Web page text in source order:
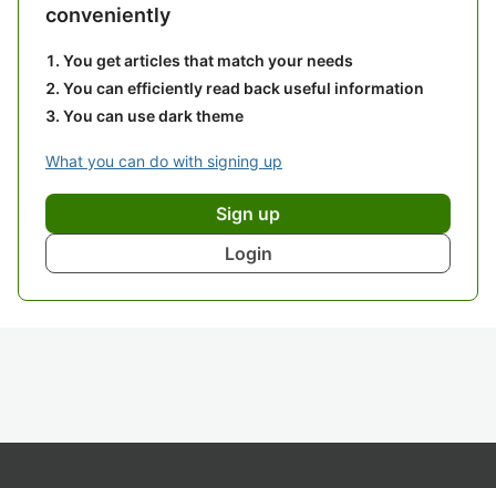
conveniently
You get articles that match your needs
You can efficiently read back useful information
You can use dark theme
What you can do with signing up
Sign up
Login